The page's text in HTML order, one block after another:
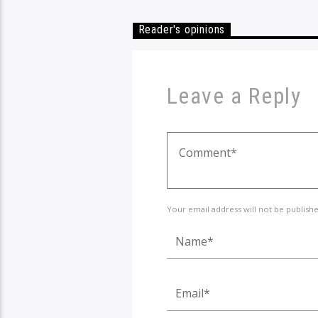
Reader's opinions
Leave a Reply
Your email address will not be